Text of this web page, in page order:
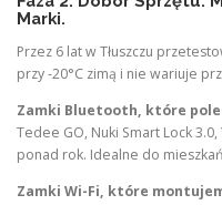
Marki.
Przez 6 lat w Tłuszczu
przy -20°C zimą i nie wariuje
Zamki Bluetooth, które
Tedee GO, Nuki Smart Lock
ponad rok. Idealne do
Zamki Wi-Fi, które